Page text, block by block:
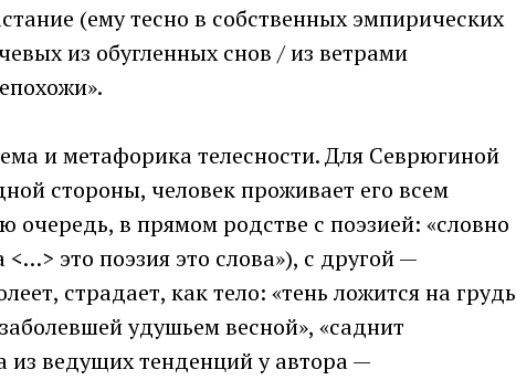
(ему тесно в собственных эмпирических
из обугленных снов / из ветрами
и метафорика телесности. Для Севрюгиной
стороны, человек проживает его всем
очередь, в прямом родстве с поэзией: «словно
это поэзия это слова»), с другой —
страдает, как тело: «тень ложится на грудь
удушьем весной», «саднит
из ведущих тенденций у автора —